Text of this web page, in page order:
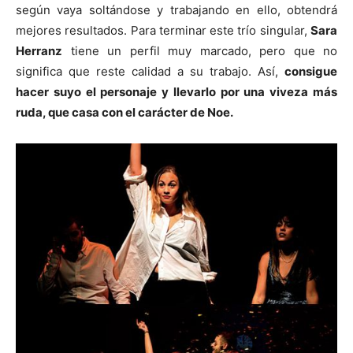
según vaya soltándose y trabajando en ello, obtendrá
mejores resultados. Para terminar este trío singular, Sara
Herranz tiene un perfil muy marcado, pero que no
significa que reste calidad a su trabajo. Así, consigue
hacer suyo el personaje y llevarlo por una viveza más
ruda, que casa con el carácter de Noe.